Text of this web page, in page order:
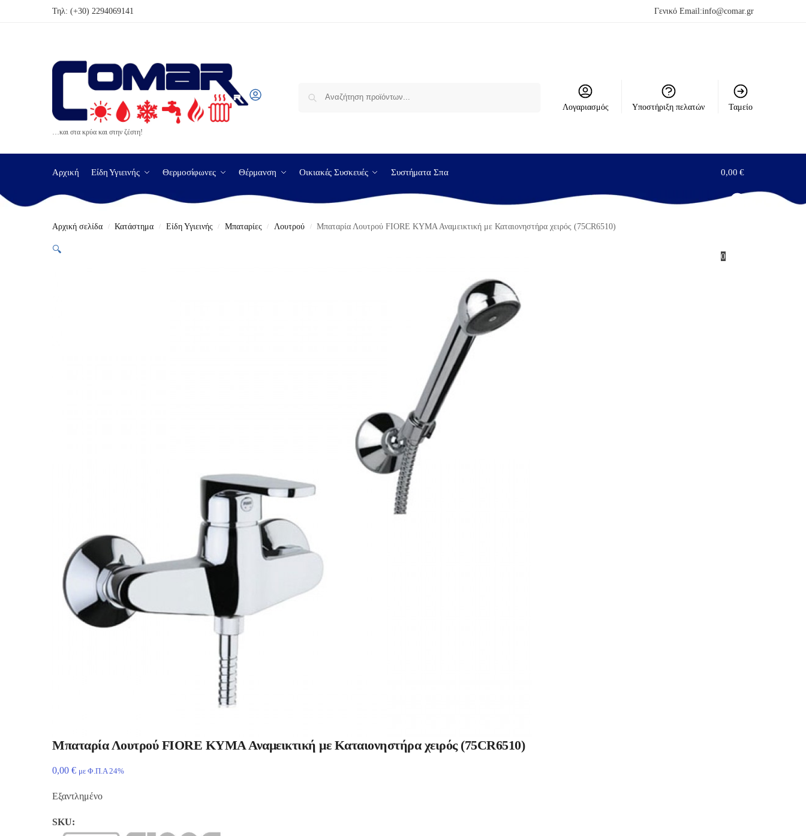
Τηλ: (+30) 2294069141 Γενικό Email:info@comar.gr
…και στα κρύα και στην ζέστη!
Λογαριασμός Υποστήριξη πελατών Ταμείο
Αρχική Είδη Υγιεινής Θερμοσίφωνες Θέρμανση Οικιακές Συσκευές Συστήματα Σπα 0,00€
0
Αρχική σελίδα / Κατάστημα / Είδη Υγιεινής / Μπαταρίες / Λουτρού / Μπαταρία Λουτρού FIORE ΚΥΜΑ Αναμεικτική με Καταιονηστήρα χειρός (75CR6510)
🔍
Μπαταρία Λουτρού FIORE ΚΥΜΑ Αναμεικτική με Καταιονηστήρα χειρός (75CR6510)
0,00 € με Φ.Π.Α 24%
Εξαντλημένο
SKU: